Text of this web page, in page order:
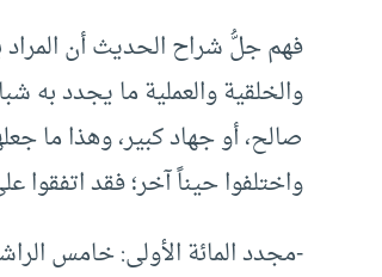
فهم جلُّ شراح الحديث أن المراد
والخلقية والعملية ما يجدد به
صالح، أو جهاد كبير، وهذا ما
واختلفوا حيناً آخر؛ فقد اتفقوا
-مجدد المائة الأولى: خامس